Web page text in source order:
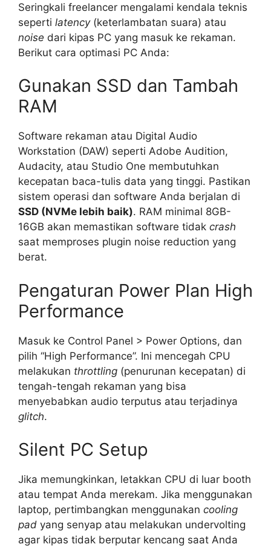
Seringkali freelancer mengalami kendala teknis
seperti latency(keterlambatan suara) atau
noise dari kipas PC yang masuk ke rekaman.
Berikut cara optimasi PC Anda:
Gunakan SSD dan Tambah
RAM
Software rekaman atau Digital Audio
Workstation (DAW) seperti Adobe Audition,
Audacity, atau Studio One membutuhkan
kecepatan baca-tulis data yang tinggi. Pastikan
sistem operasi dan software Anda berjalan di
SSD (NVMe lebih baik). RAM minimal 8GB-
16GB akan memastikan software tidak crash
saat memproses plugin noise reduction yang
berat.
Pengaturan Power Plan High
Performance
Masuk ke Control Panel > Power Options, dan
pilih “High Performance”. Ini mencegah CPU
melakukan throttling (penurunan kecepatan) di
tengah-tengah rekaman yang bisa
menyebabkan audio terputus atau terjadinya
glitch.
Silent PC Setup
Jika memungkinkan, letakkan CPU di luar booth
atau tempat Anda merekam. Jika menggunakan
laptop, pertimbangkan menggunakan cooling
pad yang senyap atau melakukan undervolting
agar kipas tidak berputar kencang saat Anda